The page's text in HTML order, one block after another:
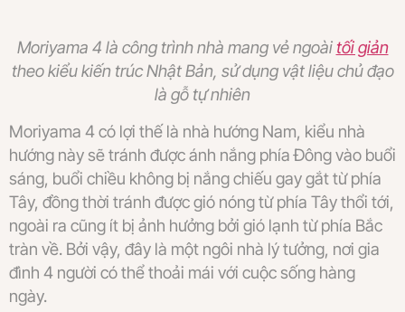
Moriyama 4 là công trình nhà mang vẻ ngoài tối giản
theo kiểu kiến trúc Nhật Bản, sử dụng vật liệu chủ đạo
là gỗ tự nhiên
Moriyama 4 có lợi thế là nhà hướng Nam, kiểu nhà
hướng này sẽ tránh được ánh nắng phía Đông vào buổi
sáng, buổi chiều không bị nắng chiếu gay gắt từ phía
Tây, đồng thời tránh được gió nóng từ phía Tây thổi tới,
ngoài ra cũng ít bị ảnh hưởng bởi gió lạnh từ phía Bắc
tràn về. Bởi vậy, đây là một ngôi nhà lý tưởng, nơi gia
đình 4 người có thể thoải mái với cuộc sống hàng
ngày.